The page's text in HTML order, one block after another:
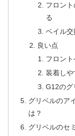
フロン
る
ベイル
良い点
フロン
装着し
G12のグ
グリベルのア
は？
グリベルのセ